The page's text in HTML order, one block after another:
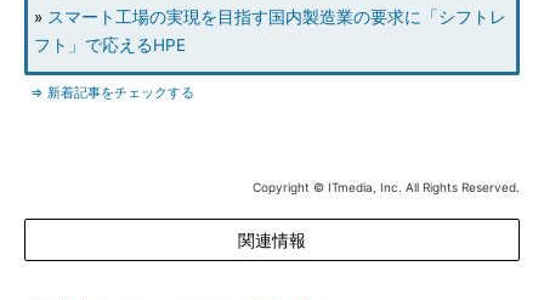
» スマート工場の実現を目指す国内製造業の要求に「シフトレ
フト」で応えるHPE
⇒ 新着記事をチェックする
Copyright © ITmedia, Inc. All Rights Reserved.
関連情報